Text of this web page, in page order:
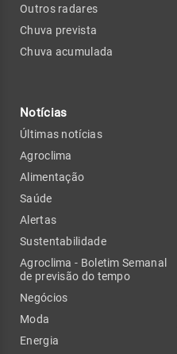
Outros radares
Chuva prevista
Chuva acumulada
Notícias
Últimas notícias
Agroclima
Alimentação
Saúde
Alertas
Sustentabilidade
Agroclima - Boletim Semanal
de previsão do tempo
Negócios
Moda
Energia